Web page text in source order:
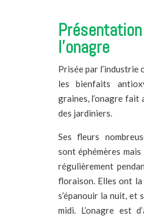
l’onagre
Prisée par l’industrie
les bienfaits
graines, l’onagre fait
des jardiniers.
Ses fleurs
sont éphémères
régulièrement
floraison. Elles ont
s’épanouir la nuit, et
midi. L’onagre est